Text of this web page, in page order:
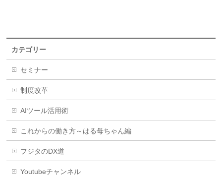
カテゴリー
セミナー
制度改革
AIツール活用術
これからの働き方～はる母ちゃん編
フジタのDX道
Youtubeチャンネル